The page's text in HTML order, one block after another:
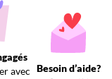
avec Besoin d’aide?